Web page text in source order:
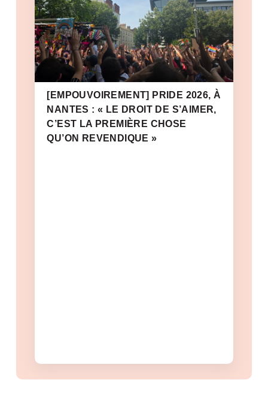
[EMPOUVOIREMENT] PRIDE 2026, À
NANTES : « LE DROIT DE S’AIMER,
C’EST LA PREMIÈRE CHOSE
QU’ON REVENDIQUE »